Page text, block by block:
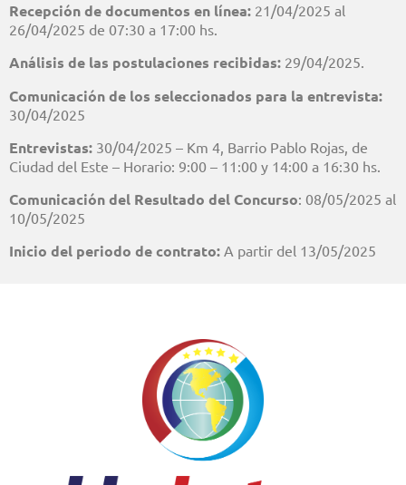
Recepción de documentos en línea: 21/04/2025 al
26/04/2025 de 07:30 a 17:00 hs.
Análisis de las postulaciones recibidas: 29/04/2025.
Comunicación de los seleccionados para la entrevista:
30/04/2025
Entrevistas: 30/04/2025 – Km 4, Barrio Pablo Rojas, de
Ciudad del Este – Horario: 9:00 – 11:00 y 14:00 a 16:30 hs.
Comunicación del Resultado del Concurso: 08/05/2025 al
10/05/2025
Inicio del periodo de contrato: A partir del 13/05/2025